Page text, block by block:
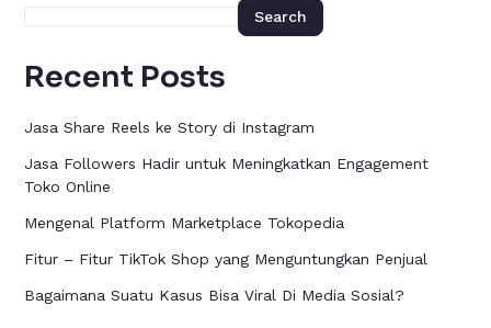
Search
Recent Posts
Jasa Share Reels ke Story di Instagram
Jasa Followers Hadir untuk Meningkatkan Engagement
Toko Online
Mengenal Platform Marketplace Tokopedia
Fitur – Fitur TikTok Shop yang Menguntungkan Penjual
Bagaimana Suatu Kasus Bisa Viral Di Media Sosial?